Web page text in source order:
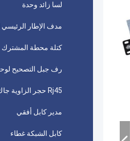
لسا زائد وحدة
مدف الإطار الرئيسي
كتلة محطة المشترك
رف جبل التصحيح
Rj45 حجر الزاوية جاك
مدير كابل أفقي
كابل الشبكة غطاء